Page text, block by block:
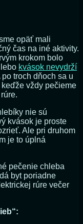
opäť mali
čas na iné aktivity.
krokom bolo
kvások nevydrží
troch dňoch sa u
vždy pečieme
nie sú
kvások je proste
Ale pri druhom
je to úplná
pečenie chleba
byt poriadne
rúre večer